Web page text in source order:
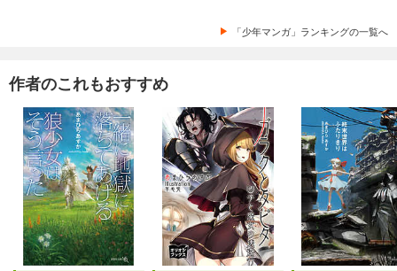
「少年マンガ」ランキングの一覧へ
作者のこれもおすすめ